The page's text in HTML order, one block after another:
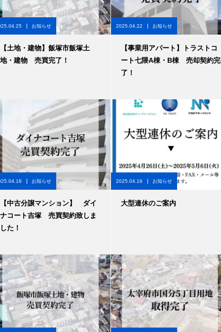
お知らせ
【土地・建物】飯塚市飯塚土
地・建物 売買完了！
2025.04.22 お知らせ
【事業用アパート】トラストコ
ート七隈A棟・B棟 売却契約完
了！
お知らせ
【中古分譲マンション】 ダイ
ナコート吉塚 売買契約致しま
した！
2025.04.16 お知らせ
大型連休のご案内